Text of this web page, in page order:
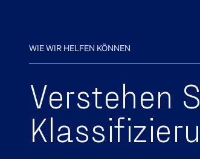
WIE WIR HELFEN KÖNNEN
Verstehen